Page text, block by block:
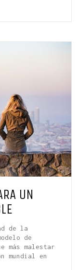
UN
de la
de
más malestar
mundial en